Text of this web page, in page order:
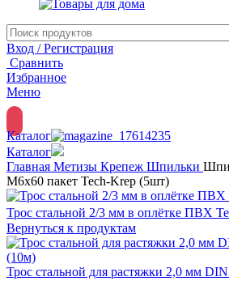
Вход / Регистрация
Сравнить
Избранное
Меню
Каталог
Каталог
Главная Метизы Крепеж Шпильки
М6х60 пакет Tech-Krep (5шт)
Трос стальной 2/3 мм в оплётке ПВХ
Вернуться к продуктам
Трос стальной для растяжки 2,0 мм